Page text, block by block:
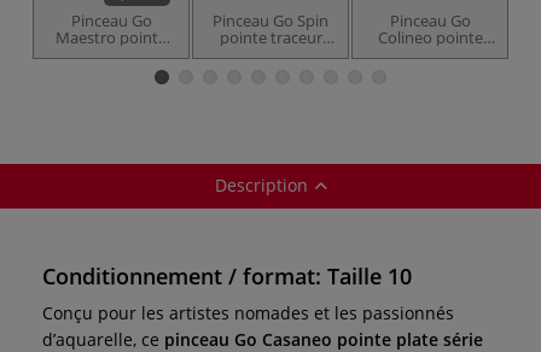
Pinceau Go
Maestro pointe
ronde série 8510
Pinceau Go Spin
pointe traceur
"trainard" série
Pinceau Go
Colineo pointe
plate série 8822
Description
Conditionnement / format: Taille 10
Conçu pour les artistes nomades et les passionnés
d’aquarelle, ce pinceau Go Casaneo pointe plate série